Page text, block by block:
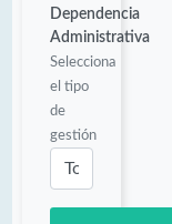
Dependencia
Administrativa
Selecciona
el tipo
de
gestión